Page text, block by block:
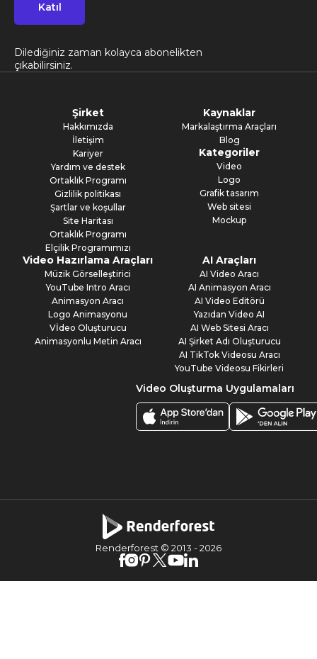
Katıl
Dilediğiniz zaman kolayca abonelikten
çıkabilirsiniz.
Şirket
Hakkımızda
İletişim
Kariyer
Yardım ve destek
Ortaklık Programı
Gizlilik politikası
Şartlar ve koşullar
Site Haritası
Ortaklık Programı
Elçilik Programımızı
Kaynaklar
Markalaştırma Araçları
Blog
Kategoriler
Video
Logo
Grafik tasarım
Web sitesi
Mockup
Video Hazırlama Araçları
Müzik Görselleştirici
YouTube Intro Aracı
Animasyon Aracı
Logo Animasyonu
Vİdeo Oluşturucu
Animasyonlu Metin Aracı
AI Araçları
AI Video Aracı
AI Animasyon Aracı
AI Video Editörü
Yazıdan Video AI
AI Web Sitesi Aracı
AI Şirket Adı Oluşturucu
AI TikTok Videosu Aracı
YouTube Videosu Fikirleri
Video Oluşturma Uygulamaları
Renderforest © 2013 -2026